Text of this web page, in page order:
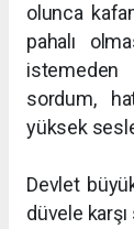
olunca
pahalı
sordum,
yüksek
Devlet
düvele